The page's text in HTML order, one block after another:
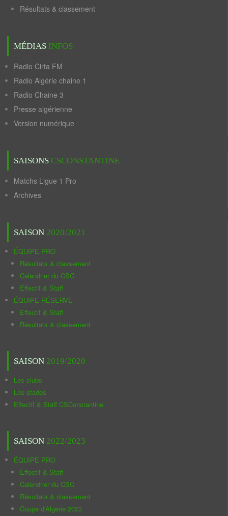
Résultats & classement
MÉDIAS INFOS
Radio Cirta FM
Radio Algérie chaine 1
Radio Chaine 3
Presse algérienne
Version numérique
SAISONS CSCONSTANTINE
Matchs Ligue 1 Pro
Archives
SAISON 2020/2021
ÉQUIPE PRO
Résultats & classement
Calendrier du CSC
Effectif & Staff
ÉQUIPE RÉSERVE
Effectif & Staff
Résultats & classement
SAISON 2019/2020
Les clubs
Les stades
Effectif & Staff CSConstantine
SAISON 2022/2023
ÉQUIPE PRO
Effectif & Staff
Calendrier du CSC
Résultats & classement
Coupe d'Algérie 2023